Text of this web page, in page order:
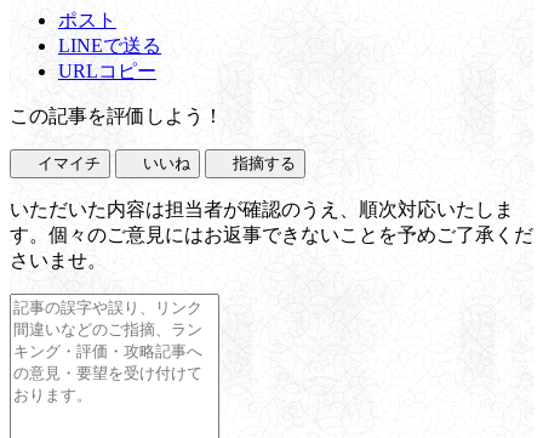
ポスト
LINEで送る
URLコピー
この記事を評価しよう！
イマイチ いいね 指摘する
いただいた内容は担当者が確認のうえ、順次対応いたしま
す。個々のご意見にはお返事できないことを予めご了承くだ
さいませ。